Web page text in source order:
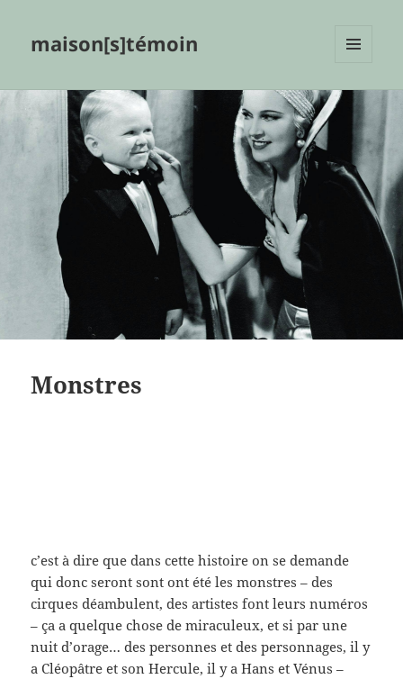
maison[s]témoin
WIDGETS
Monstres
c’est à dire que dans cette histoire on se demande
qui donc seront sont ont été les monstres – des
cirques déambulent, des artistes font leurs numéros
– ça a quelque chose de miraculeux, et si par une
nuit d’orage… des personnes et des personnages, il y
a Cléopâtre et son Hercule, il y a Hans et Vénus –